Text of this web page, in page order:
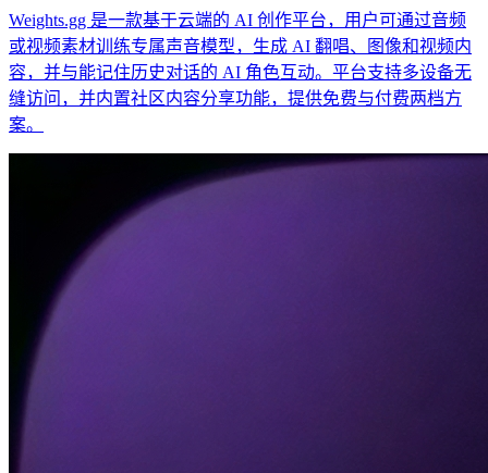
Weights.gg 是一款基于云端的 AI 创作平台，用户可通过音频
或视频素材训练专属声音模型，生成 AI 翻唱、图像和视频内
容，并与能记住历史对话的 AI 角色互动。平台支持多设备无
缝访问，并内置社区内容分享功能，提供免费与付费两档方
案。